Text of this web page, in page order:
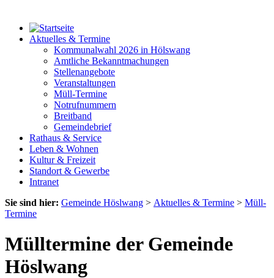
Aktuelles & Termine
Kommunalwahl 2026 in Hölswang
Amtliche Bekanntmachungen
Stellenangebote
Veranstaltungen
Müll-Termine
Notrufnummern
Breitband
Gemeindebrief
Rathaus & Service
Leben & Wohnen
Kultur & Freizeit
Standort & Gewerbe
Intranet
Sie sind hier: Gemeinde Höslwang > Aktuelles & Termine > Müll-
Termine
Mülltermine der Gemeinde
Höslwang